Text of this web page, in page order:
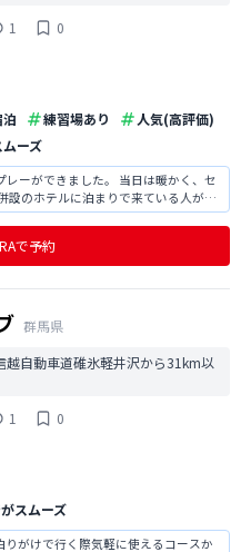
1 0
練習場あり
人気(高評価)
ーズ
ーができました。 当日は暖かく、セ
設のホテルに泊まりで来ている人が多
ようでしたが、かなりスムーズに周
で予約
群馬県
越自動車道碓氷軽井沢から31km以
1 0
スムーズ
がけで行く際気軽に使えるコースか